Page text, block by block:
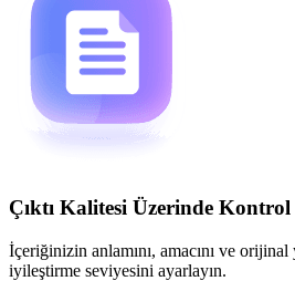
Çıktı Kalitesi Üzerinde Kontrol
İçeriğinizin anlamını, amacını ve orijinal
iyileştirme seviyesini ayarlayın.